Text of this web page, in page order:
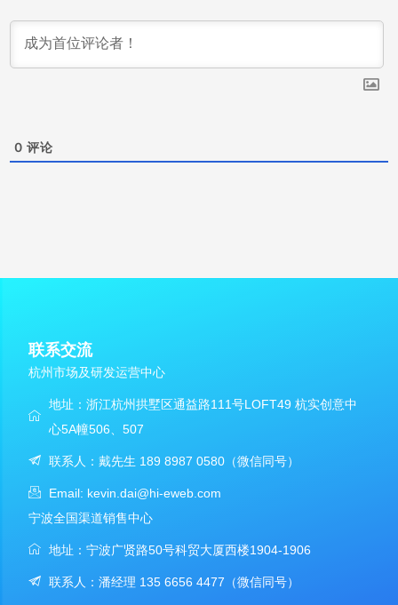
0 评论
联系交流
杭州市场及研发运营中心
地址：浙江杭州拱墅区通益路111号LOFT49 杭实创意中
心5A幢506、507
联系人：戴先生 189 8987 0580（微信同号）
Email: kevin.dai@hi-eweb.com
宁波全国渠道销售中心
地址：宁波广贤路50号科贸大厦西楼1904-1906
联系人：潘经理 135 6656 4477（微信同号）